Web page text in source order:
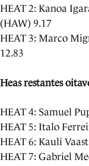
HEAT 2: Kanoa
(HAW) 9.17
HEAT 3: Marco
12.83
Heas restantes
HEAT 4: Samuel
HEAT 5: Italo
HEAT 6: Kauli
HEAT 7: Gabriel